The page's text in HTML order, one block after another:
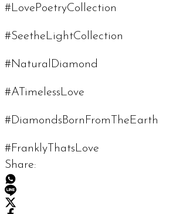
#LovePoetryCollection
#SeetheLightCollection
#NaturalDiamond
#ATimelessLove
#DiamondsBornFromTheEarth
#FranklyThatsLove
Share: